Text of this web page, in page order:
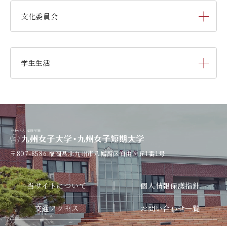
剣道部
バスケットボール部
バドミントン部
アダプテッド・スポーツ研究部
陸上競技部
文化委員会
吹奏楽部
書道部
演劇部
表千家茶道部
裏千家茶道部
華道部
学生生活
学納金
奨学金
寮・一人暮らし
学友会（サークル紹介）
〒807-8586福岡県北九州市八幡西区自由ケ丘1番1号
当サイトについて 個人情報保護指針
交通アクセス お問い合わせ一覧